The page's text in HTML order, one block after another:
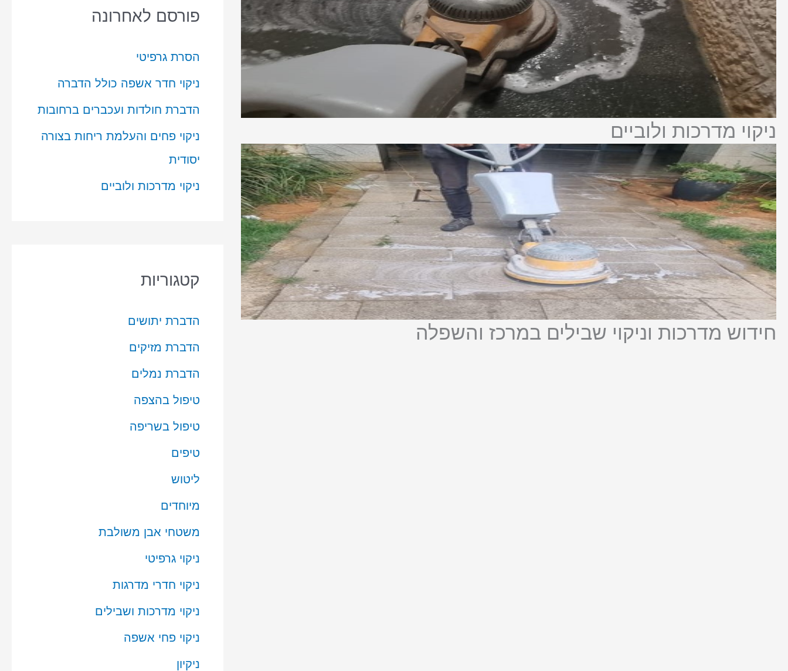
ניקוי מדרכות ולוביים
חידוש מדרכות וניקוי שבילים במרכז והשפלה
פורסם לאחרונה
הסרת גרפיטי
ניקוי חדר אשפה כולל הדברה
הדברת חולדות ועכברים ברחובות
ניקוי פחים והעלמת ריחות בצורה
יסודית
ניקוי מדרכות ולוביים
קטגוריות
הדברת יתושים
הדברת מזיקים
הדברת נמלים
טיפול בהצפה
טיפול בשריפה
טיפים
ליטוש
מיוחדים
משטחי אבן משולבת
ניקוי גרפיטי
ניקוי חדרי מדרגות
ניקוי מדרכות ושבילים
ניקוי פחי אשפה
ניקיון